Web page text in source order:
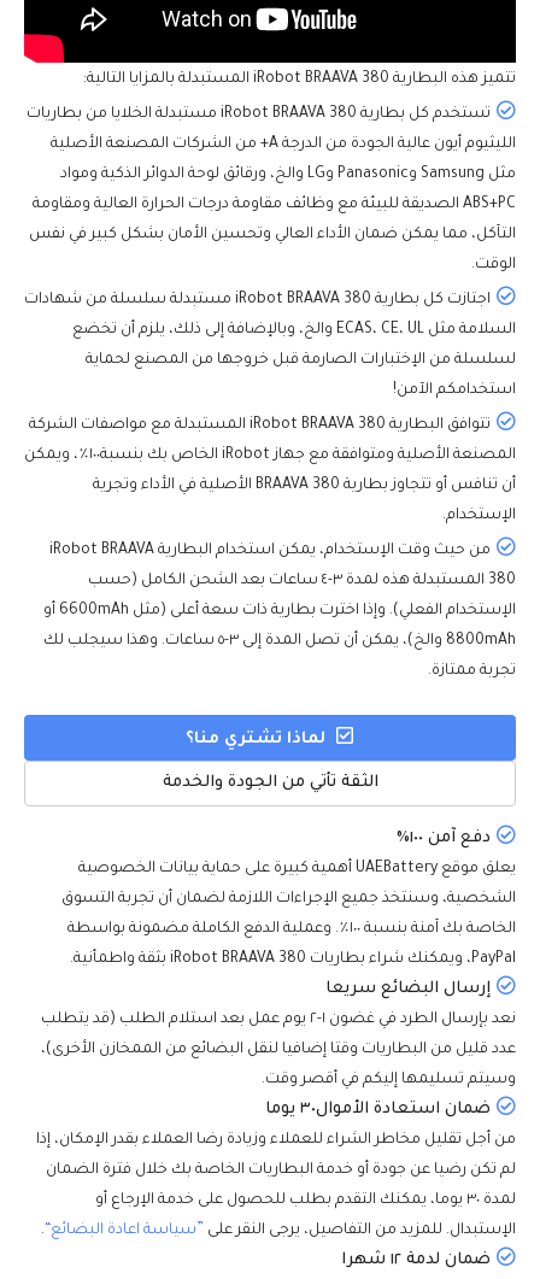
تتميز هذه البطارية iRobot BRAAVA 380 المستبدلة بالمزايا التالية:
تستخدم كل بطارية iRobot BRAAVA 380 مستبدلة الخلايا من بطاريات
الليثيوم أيون عالية الجودة من الدرجة A+ من الشركات المصنعة الأصلية
مثل Samsung وPanasonic وLG والخ، ورقائق لوحة الدوائر الذكية ومواد
ABS+PC الصديقة للبيئة مع وظائف مقاومة درجات الحرارة العالية ومقاومة
التآكل، مما يمكن ضمان الأداء العالي وتحسين الأمان بشكل كبير في نفس
الوقت.
اجتازت كل بطارية iRobot BRAAVA 380 مستبدلة سلسلة من شهادات
السلامة مثل ECAS، CE، UL والخ، وبالإضافة إلى ذلك، يلزم أن تخضع
لسلسلة من الإختبارات الصارمة قبل خروجها من المصنع لحماية
استخدامكم الآمن!
تتوافق البطارية iRobot BRAAVA 380 المستبدلة مع مواصفات الشركة
المصنعة الأصلية ومتوافقة مع جهاز iRobot الخاص بك بنسبة١٠٠٪، ويمكن
أن تنافس أو تتجاوز بطارية BRAAVA 380 الأصلية في الأداء وتجرية
الإستخدام.
من حيث وقت الإستخدام، يمكن استخدام البطارية iRobot BRAAVA
380 المستبدلة هذه لمدة ٣-٤ ساعات بعد الشحن الكامل (حسب
الإستخدام الفعلي). وإذا اخترت بطارية ذات سعة أعلى (مثل 6600mAh أو
8800mAh والخ)، يمكن أن تصل المدة إلى ٣-٥ ساعات. وهذا سيجلب لك
تجربة ممتازة.
لماذا تشتري منا؟
الثقة تأتي من الجودة والخدمة
دفع آمن ١٠٠٪
يعلق موقع UAEBattery أهمية كبيرة على حماية بيانات الخصوصية
الشخصية، وسنتخذ جميع الإجراءات اللازمة لضمان أن تجربة التسوق
الخاصة بك آمنة بنسبة ١٠٠٪. وعملية الدفع الكاملة مضمونة بواسطة
PayPal، ويمكنك شراء بطاريات iRobot BRAAVA 380 بثقة واطمأنية.
إرسال البضائع سريعا
نعد بإرسال الطرد في غضون ١-٢ يوم عمل بعد استلام الطلب (قد يتطلب
عدد قليل من البطاريات وقتا إضافيا لنقل البضائع من الممخازن الأخرى)،
وسيتم تسليمها إليكم في أقصر وقت.
ضمان استعادة الأموال٣٠ يوما
من أجل تقليل مخاطر الشراء للعملاء وزيادة رضا العملاء بقدر الإمكان، إذا
لم تكن رضيا عن جودة أو خدمة البطاريات الخاصة بك خلال فترة الضمان
لمدة ٣٠ يوما، يمكنك التقدم بطلب للحصول على خدمة الإرجاع أو
الإستبدال. للمزيد من التفاصيل، يرجى النقر على ”سياسة اعادة البضائع“.
ضمان لدمة ١٢ شهرا